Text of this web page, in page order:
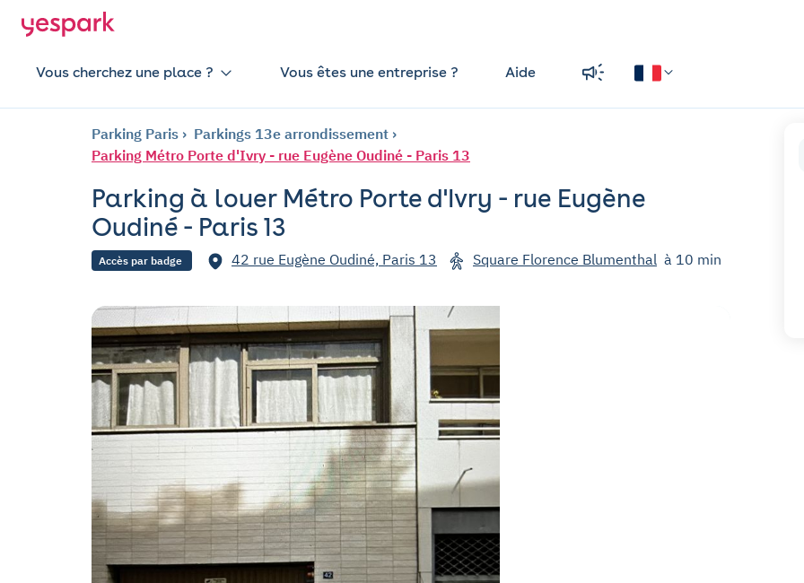
Vous cherchez une place ? Vous êtes une entreprise ? Aide
Parking Paris
Parkings 13e arrondissement
Parking Métro Porte d'Ivry - rue Eugène Oudiné - Paris 13
Parking à louer Métro Porte d'Ivry - rue Eugène
Oudiné - Paris 13
Accès par badge 42 rue Eugène Oudiné, Paris 13 Square Florence Blumenthal à 10 min